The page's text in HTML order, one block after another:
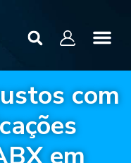
com
em